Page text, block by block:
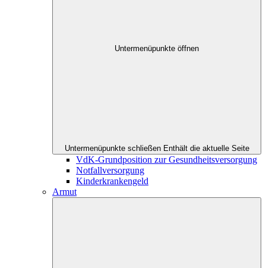
Untermenüpunkte öffnen
Untermenüpunkte schließen Enthält die aktuelle Seite
VdK-Grundposition zur Gesundheitsversorgung
Notfallversorgung
Kinderkrankengeld
Armut